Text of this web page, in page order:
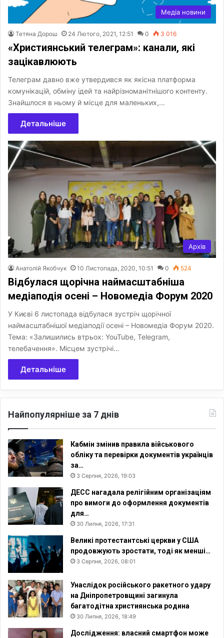
Медіа новини
Тетяна Дорош 24 Лютого, 2021, 12:51 0 3 016
«Християнський телеграм»: канали, які
зацікавлюють
Телеграм давно вже утвердився як якісна платформа
комунікацій, обміну ідей та найрізноманітнішого контенту.
Знайшлося в ньому й місце для маленьких,…
Детальніше
Архів
Анатолій Якобчук 10 Листопада, 2020, 10:51 0 524
Відбулася щорічна наймасштабніша
медіаподія осені – Новомедіа Форум 2020
У Києві 6 листопада відбулася зустріч щорічної
наймасштабнішої медіаподії осені – Новомедіа Форум 2020.
Тема: «Залишились втрьох: YouTube, Telegram,
телебачення». Місцем зустрічі…
Детальніше
Найпопулярніше за 7 днів
Кабмін змінив правила військового
обліку та перевірки документів українців
за…
3 Серпня, 2026, 19:03
ДЕСС нагадала релігійним організаціям
про вимоги до оформлення документів
для…
30 Липня, 2026, 17:31
Великі протестантські церкви у США
продовжують зростати, тоді як менші…
3 Серпня, 2026, 08:01
Унаслідок російського ракетного удару
на Дніпропетровщині загинула
багатодітна християнська родина
30 Липня, 2026, 18:49
Дослідження: власний смартфон може